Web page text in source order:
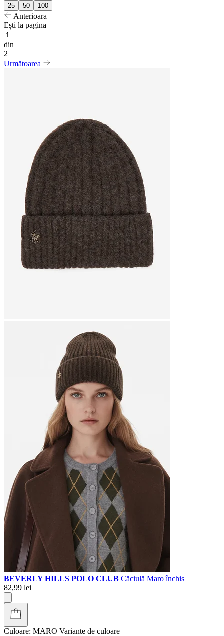
25 50 100
Anterioara
Ești la pagina
din
2
Următoarea
BEVERLY HILLS POLO CLUB Căciulă Maro închis
82,99 lei
Culoare: MARO Variante de culoare